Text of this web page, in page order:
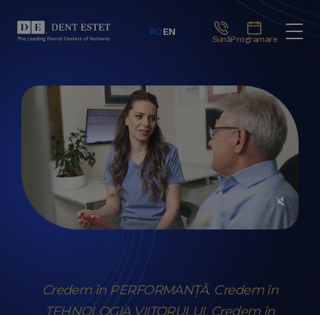
ROEN
SunăProgramare
Credem în PERFORMANȚĂ. Credem în
TEHNOLOGIA VIITORULUI. Credem în